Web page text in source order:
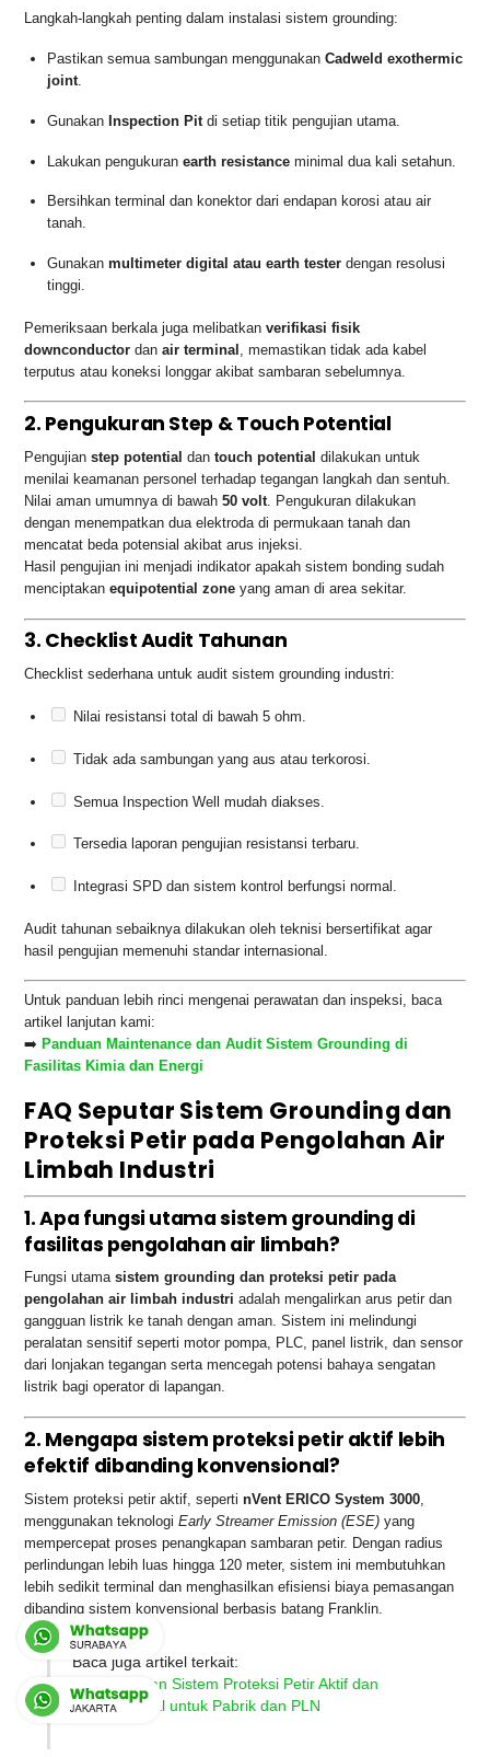
Langkah-langkah penting dalam instalasi sistem grounding:
Pastikan semua sambungan menggunakanCadweld exothermic
joint
GunakanInspection Pit di setiap titik pengujian utama.
Lakukan pengukuranearth resistance minimal dua kali setahun.
Bersihkan terminal dan konektor dari endapan korosi atau air
tanah.
Gunakanmultimeter digital atau earth tester dengan resolusi
tinggi.
Pemeriksaan berkala juga melibatkanverifikasi fisik
downconductor danair terminal , memastikan tidak ada kabel
terputus atau koneksi longgar akibat sambaran sebelumnya.
2. Pengukuran Step & Touch Potential
Pengujianstep potential dantouch potential dilakukan untuk
menilai keamanan personel terhadap tegangan langkah dan sentuh.
Nilai aman umumnya di bawah50 volt . Pengukuran dilakukan
dengan menempatkan dua elektroda di permukaan tanah dan
mencatat beda potensial akibat arus injeksi.
Hasil pengujian ini menjadi indikator apakah sistem bonding sudah
menciptakanequipotential zone yang aman di area sekitar.
3. Checklist Audit Tahunan
Checklist sederhana untuk audit sistem grounding industri:
Nilai resistansi total di bawah 5 ohm.
Tidak ada sambungan yang aus atau terkorosi.
Semua Inspection Well mudah diakses.
Tersedia laporan pengujian resistansi terbaru.
Integrasi SPD dan sistem kontrol berfungsi normal.
Audit tahunan sebaiknya dilakukan oleh teknisi bersertifikat agar
hasil pengujian memenuhi standar internasional.
Untuk panduan lebih rinci mengenai perawatan dan inspeksi, baca
artikel lanjutan kami:
➡️ Panduan Maintenance dan Audit Sistem Grounding di
Fasilitas Kimia dan Energi
FAQ Seputar Sistem Grounding dan
Proteksi Petir pada Pengolahan Air
Limbah Industri
1. Apa fungsi utama sistem grounding di
fasilitas pengolahan air limbah?
Fungsi utamasistem grounding dan proteksi petir pada
pengolahan air limbah industri adalah mengalirkan arus petir dan
gangguan listrik ke tanah dengan aman. Sistem ini melindungi
peralatan sensitif seperti motor pompa, PLC, panel listrik, dan sensor
dari lonjakan tegangan serta mencegah potensi bahaya sengatan
listrik bagi operator di lapangan.
2. Mengapa sistem proteksi petir aktif lebih
efektif dibanding konvensional?
Sistem proteksi petir aktif, sepertinVent ERICO System 3000
menggunakan teknologiEarly Streamer Emission (ESE) yang
mempercepat proses penangkapan sambaran petir. Dengan radius
perlindungan lebih luas hingga 120 meter, sistem ini membutuhkan
lebih sedikit terminal dan menghasilkan efisiensi biaya pemasangan
dibanding sistem konvensional berbasis batang Franklin.
Baca juga artikel terkait:
Perbedaan Sistem Proteksi Petir Aktif dan
Konvensional untuk Pabrik dan PLN